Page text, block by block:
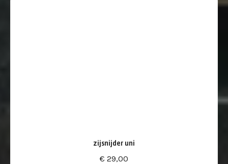
zijsnijder uni
€ 29,00